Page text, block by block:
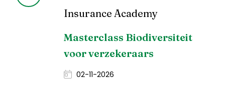
Insurance Academy
Masterclass Biodiversiteit
voor verzekeraars
02-11-2026